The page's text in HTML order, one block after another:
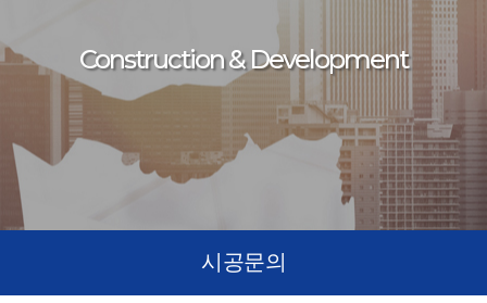
Construction & Development
시공문의